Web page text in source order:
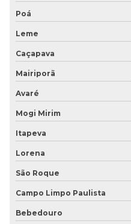
Piso tátil direcional de
Piso tátil direcional em
Piso tátil direcional
Piso tátil direcional preço
Piso tátil emborrachado
Piso tátil inox
Piso tátil em poliéster
Poá
Leme
Caçapava
Mairiporã
Avaré
Mogi Mirim
Itapeva
Lorena
São Roque
Campo Limpo Paulista
Bebedouro